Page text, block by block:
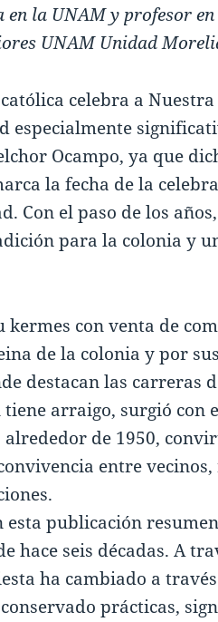
la UNAM y profesor en
UNAM Unidad
celebra a
especialmente
Ocampo, ya que
la fecha de la
Con el paso de los
para la colonia y
con venta de
de la colonia y por
destacan las carreras
arraigo, surgió con
de 1950,
entre
publicación
hace seis décadas. A
ha cambiado a
prácticas,